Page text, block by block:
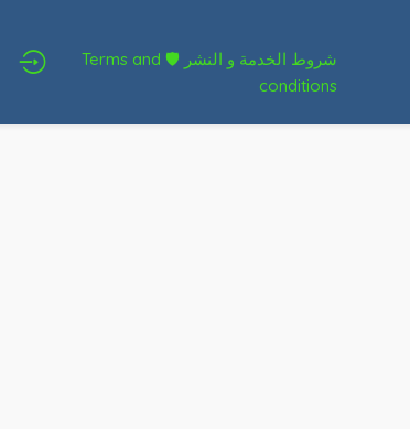
شروط الخدمة و النشر 🛡 Terms and
conditions